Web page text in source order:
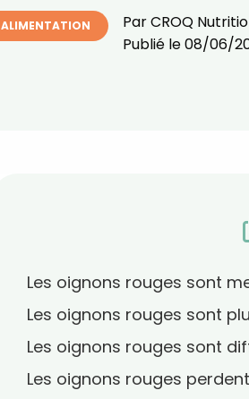
ALIMENTATION ParCROQ
Publié le08/06/
Les oignons rouges sont
Les oignons rouges sont
Les oignons rouges sont
Les oignons rouges